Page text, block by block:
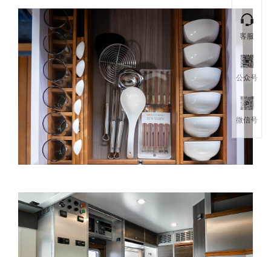
客服
公众号
微信号